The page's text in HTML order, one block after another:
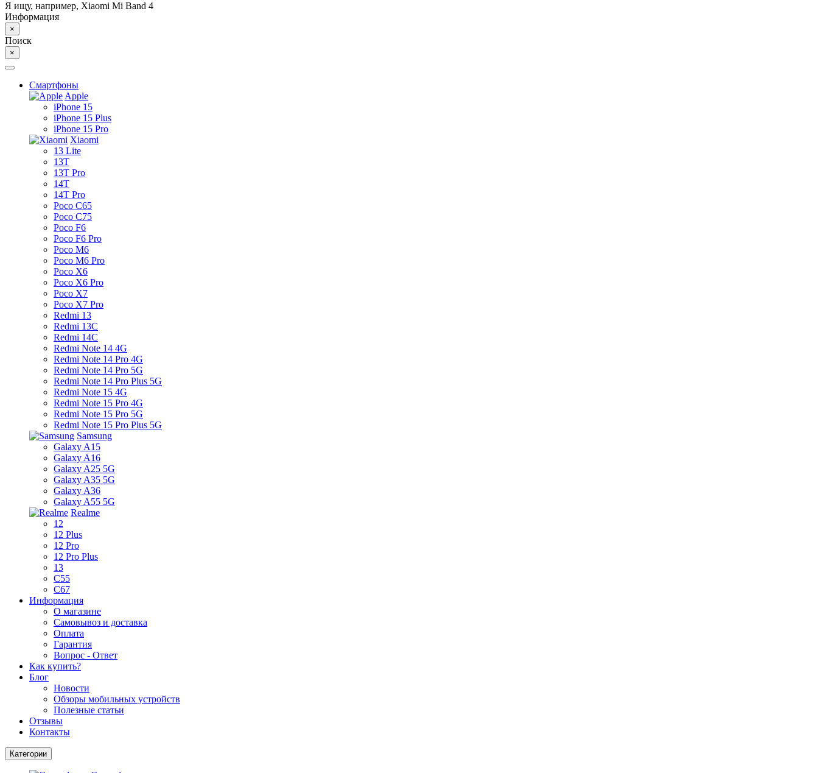
Я ищу, например, Xiaomi Mi Band 4
Информация
×
Поиск
×
Смартфоны
Apple
iPhone 15
iPhone 15 Plus
iPhone 15 Pro
Xiaomi
13 Lite
13T
13T Pro
14T
14T Pro
Poco C65
Poco C75
Poco F6
Poco F6 Pro
Poco M6
Poco M6 Pro
Poco X6
Poco X6 Pro
Poco X7
Poco X7 Pro
Redmi 13
Redmi 13C
Redmi 14C
Redmi Note 14 4G
Redmi Note 14 Pro 4G
Redmi Note 14 Pro 5G
Redmi Note 14 Pro Plus 5G
Redmi Note 15 4G
Redmi Note 15 Pro 4G
Redmi Note 15 Pro 5G
Redmi Note 15 Pro Plus 5G
Samsung
Galaxy A15
Galaxy A16
Galaxy A25 5G
Galaxy A35 5G
Galaxy A36
Galaxy A55 5G
Realme
12
12 Plus
12 Pro
12 Pro Plus
13
C55
C67
Информация
О магазине
Самовывоз и доставка
Оплата
Гарантия
Вопрос - Ответ
Как купить?
Блог
Новости
Обзоры мобильных устройств
Полезные статьи
Отзывы
Контакты
Категории